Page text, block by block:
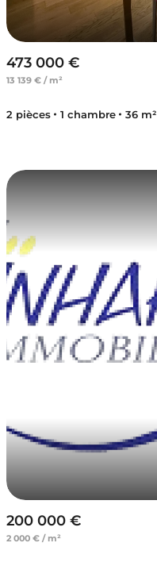
473 000 €
13 139 € / m²
2 pièces 1 chambre 36 m²
200 000 €
2 000 € / m²